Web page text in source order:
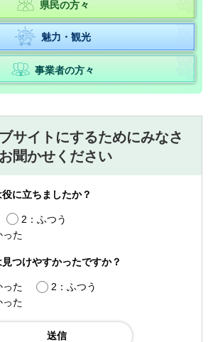
県民の方々
魅力・観光
事業者の方々
サイトにするためにみなさ
聞かせください
に立ちましたか？
2：ふつう
った
つけやすかったですか？
った
2：ふつう
った